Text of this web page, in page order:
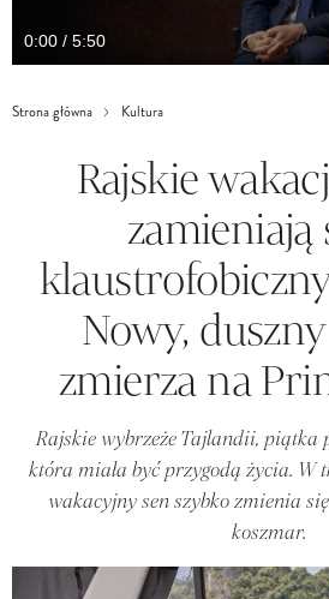
0:00 / 5:50
Strona główna Kultura
Rajskie
zamieniają
Nowy,
zmierza na
Rajskie wybrzeże Tajlandii, piątka
która miała być przygodą życia. W
wakacyjny sen szybko zmienia
koszmar.